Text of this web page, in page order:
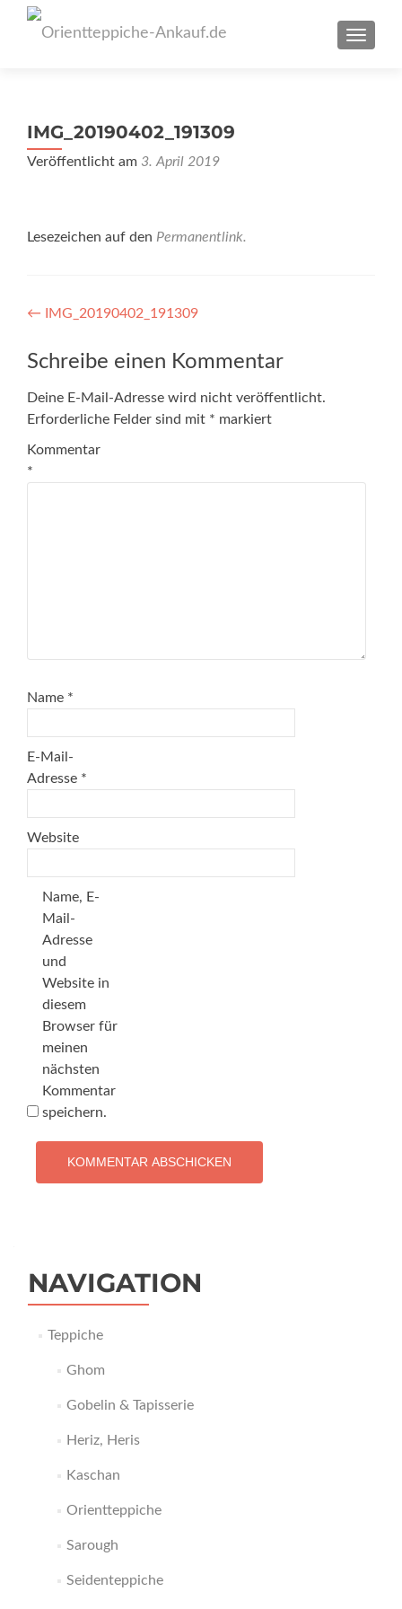
IMG_20190402_191309
Veröffentlicht am 3. April 2019
Lesezeichen auf den Permanentlink.
Artikel-
Navigation
← IMG_20190402_191309
Schreibe einen Kommentar
Deine E-Mail-Adresse wird nicht veröffentlicht.
Erforderliche Felder sind mit * markiert
Kommentar
*
Name *
E-Mail-
Adresse *
Website
Name, E-
Mail-
Adresse
und
Website in
diesem
Browser für
meinen
nächsten
Kommentar
speichern.
NAVIGATION
Teppiche
Ghom
Gobelin & Tapisserie
Heriz, Heris
Kaschan
Orientteppiche
Sarough
Seidenteppiche